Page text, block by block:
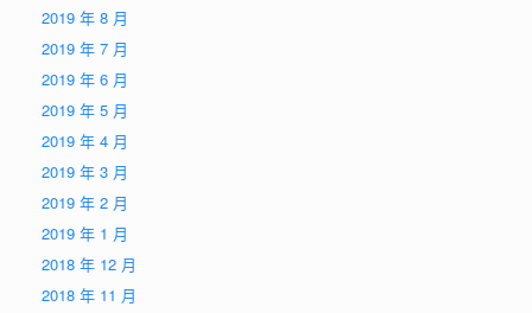
2019 年 8 月
2019 年 7 月
2019 年 6 月
2019 年 5 月
2019 年 4 月
2019 年 3 月
2019 年 2 月
2019 年 1 月
2018 年 12 月
2018 年 11 月